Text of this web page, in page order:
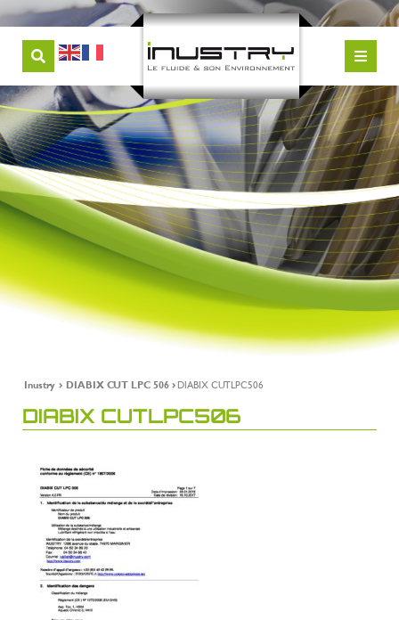
Inustry DIABIX CUT LPC 506 DIABIX CUTLPC506
DIABIX CUTLPC506